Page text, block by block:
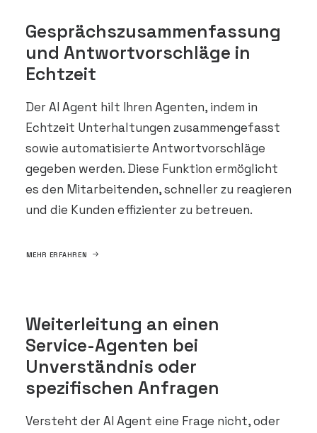
Gesprächszusammenfassung
und Antwortvorschläge in
Echtzeit
Der AI Agent hilt Ihren Agenten, indem in
Echtzeit Unterhaltungen zusammengefasst
sowie automatisierte Antwortvorschläge
gegeben werden. Diese Funktion ermöglicht
es den Mitarbeitenden, schneller zu reagieren
und die Kunden effizienter zu betreuen.
MEHR ERFAHREN
Weiterleitung an einen
Service-Agenten bei
Unverständnis oder
spezifischen Anfragen
Versteht der AI Agent eine Frage nicht, oder